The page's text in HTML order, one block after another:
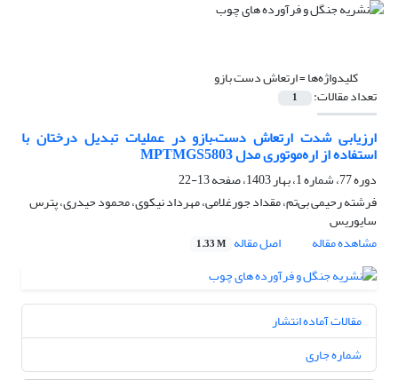
کلیدواژه‌ها =ارتعاش دست بازو
تعداد مقالات: 1
ارزیابی شدت ارتعاش دست–بازو در عملیات تبدیل درختان با
استفاده از اره‌موتوری مدل MPTMGS5803
دوره 77، شماره 1، بهار 1403، صفحه
13-22
فرشته رحیمی بی‌تم، مقداد جورغلامی، مهرداد نیکوی، محمود حیدری، پترس
سایوریس
مشاهده مقاله
اصل مقاله 1.33 M
مقالات آماده انتشار
شماره جاری